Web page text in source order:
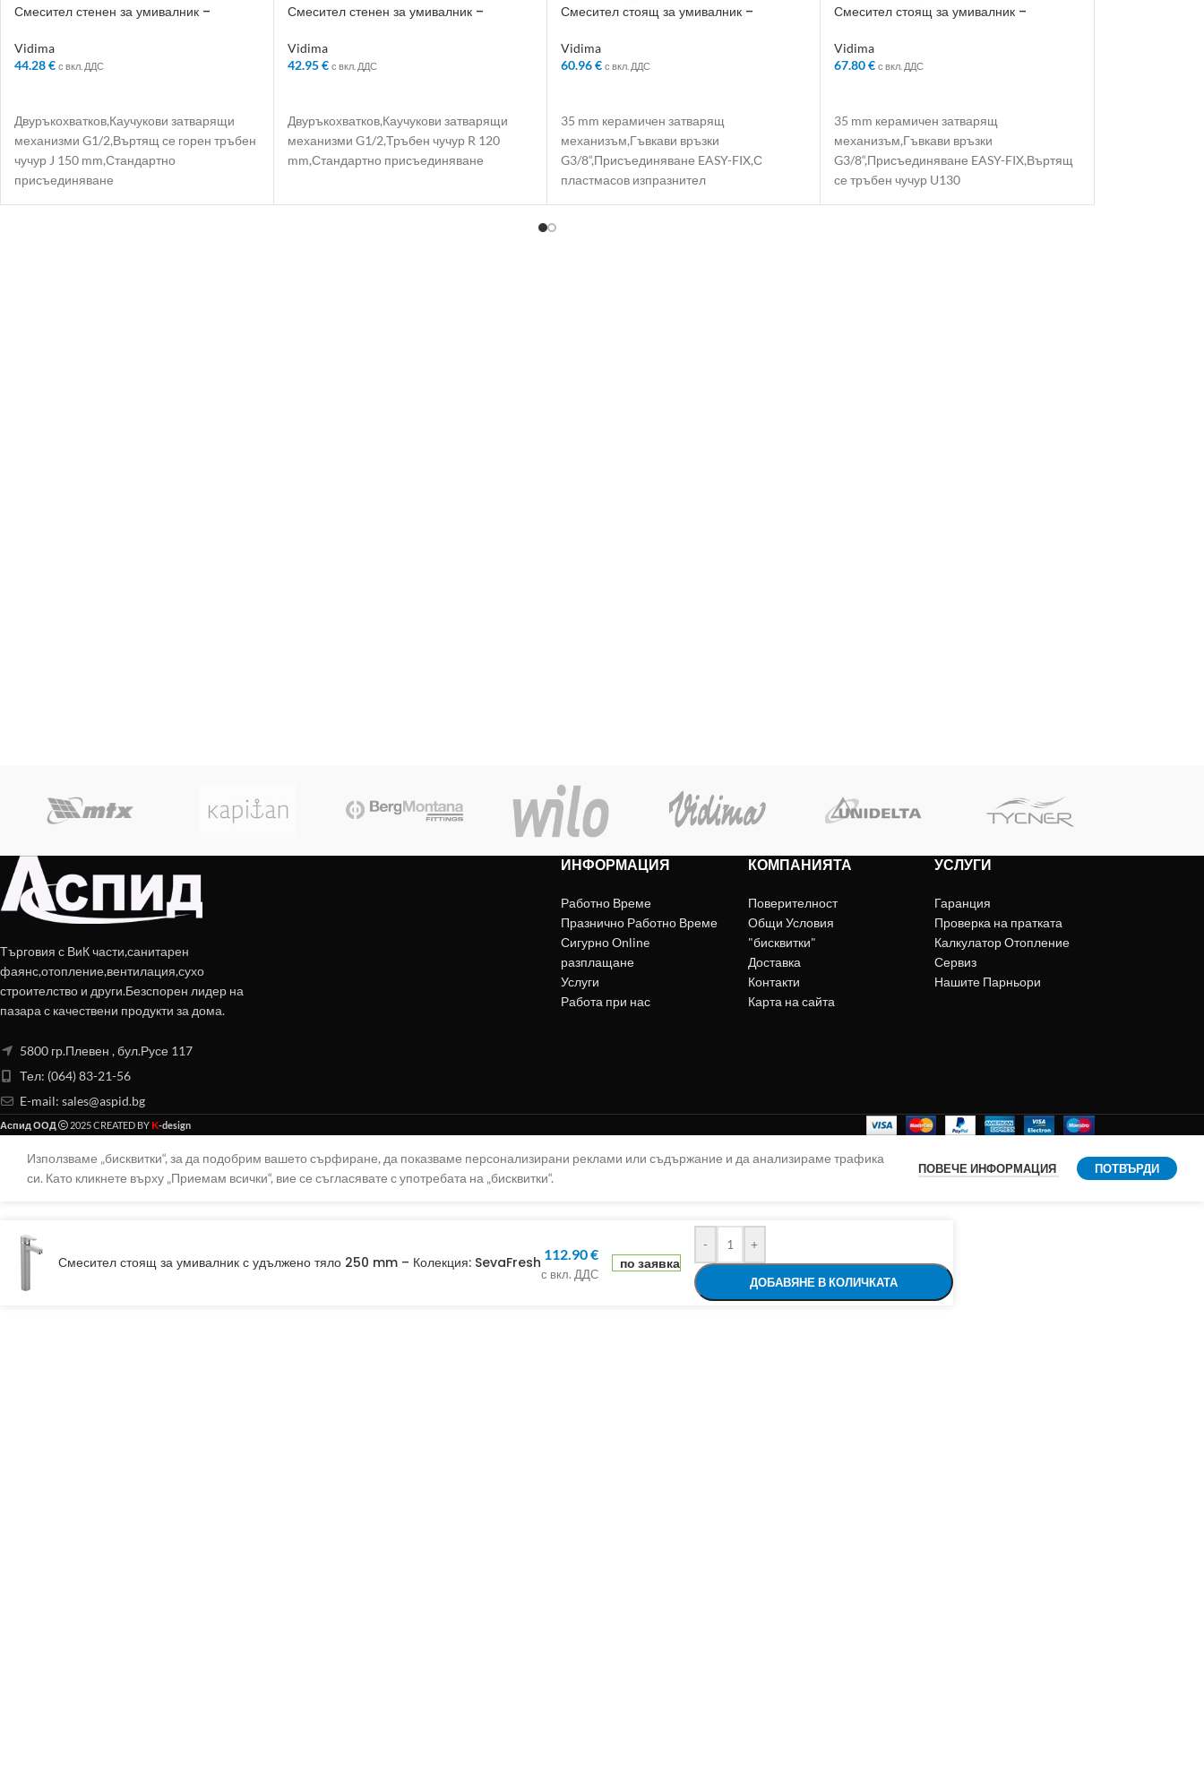
Смесител стенен за умивалник –
Vidima
44.28€ с вкл. ДДС
Двуръкохватков,Каучукови затварящи
механизми G1/2,Въртящ се горен тръбен
чучур J 150 mm,Стандартно
присъединяване
Смесител стенен за умивалник –
Vidima
42.95€ с вкл. ДДС
Двуръкохватков,Каучукови затварящи
механизми G1/2,Тръбен чучур R 120
mm,Стандартно присъединяване
Смесител стоящ за умивалник –
Vidima
60.96€ с вкл. ДДС
35 mm керамичен затварящ
механизъм,Гъвкави връзки
G3/8“,Присъединяване EASY-FIX,С
пластмасов изпразнител
Смесител стоящ за умивалник –
Vidima
67.80€ с вкл. ДДС
35 mm керамичен затварящ
механизъм,Гъвкави връзки
G3/8“,Присъединяване EASY-FIX,Въртящ
се тръбен чучур U130
Търговия с ВиК части,санитарен
фаянс,отопление,вентилация,сухо
строителство и други.Безспорен лидер на
пазара с качествени продукти за дома.
5800 гр.Плевен , бул.Русе 117
Тел: (064) 83-21-56
E-mail: sales@aspid.bg
ИНФОРМАЦИЯ
Работно Време
Празнично Работно Време
Сигурно Online
разплащане
Услуги
Работа при нас
КОМПАНИЯТА
Поверителност
Общи Условия
"бисквитки"
Доставка
Контакти
Карта на сайта
УСЛУГИ
Гаранция
Проверка на пратката
Калкулатор Отопление
Сервиз
Нашите Парньори
Аспид ООД 2025 CREATED BY K-design
Използваме „бисквитки“, за да подобрим вашето сърфиране, да показваме персонализирани реклами или съдържание и да анализираме трафика
си. Като кликнете върху „Приемам всички“, вие се съгласявате с употребата на „бисквитки“.
ПОВЕЧЕ ИНФОРМАЦИЯ ПОТВЪРДИ
Смесител стоящ за умивалник с удължено тяло 250 mm – Колекция: SevaFresh 112.90€
с вкл. ДДС
по заявка
- +
ДОБАВЯНЕ В КОЛИЧКАТА